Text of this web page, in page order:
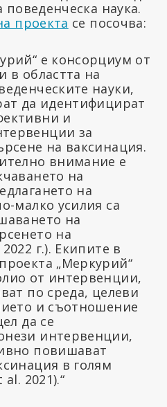
наука.
проекта се посочва:
е консорциум от
в областта на
науки,
да идентифицират
и
за
на ваксинация.
внимание е
на
на
малко усилия са
на
на
г.). Екипите в
„Меркурий“
от интервенции,
по среда, целеви
и съотношение
да се
интервенции,
повишават
в голям
2021).“